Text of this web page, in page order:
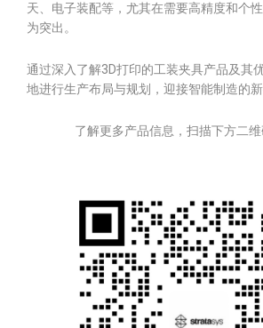
天、电子装配等，尤其在需要高精度和个
为突出。
通过深入了解3D打印的工装夹具产品及其
地进行生产布局与规划，迎接智能制造的新
了解更多产品信息，扫描下方二